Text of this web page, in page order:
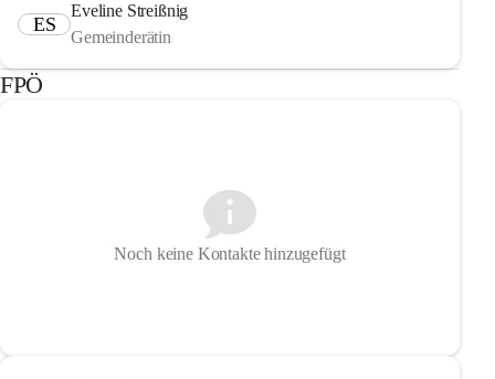
ES
Eveline Streißnig
Gemeinderätin
FPÖ
Noch keine Kontakte hinzugefügt